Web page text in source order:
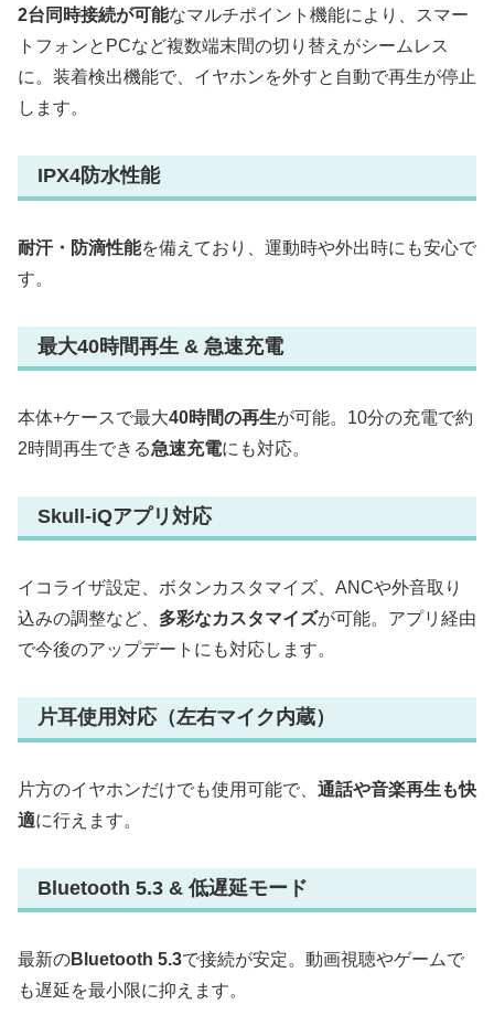
2台同時接続が可能なマルチポイント機能により、スマー
トフォンとPCなど複数端末間の切り替えがシームレス
に。装着検出機能で、イヤホンを外すと自動で再生が停止
します。
IPX4防水性能
耐汗・防滴性能を備えており、運動時や外出時にも安心で
す。
最大40時間再生 & 急速充電
本体+ケースで最大40時間の再生が可能。10分の充電で約
2時間再生できる急速充電にも対応。
Skull-iQアプリ対応
イコライザ設定、ボタンカスタマイズ、ANCや外音取り
込みの調整など、 多彩なカスタマイズが可能。アプリ経由
で今後のアップデートにも対応します。
片耳使用対応（左右マイク内蔵）
片方のイヤホンだけでも使用可能で、 通話や音楽再生も快
適に行えます。
Bluetooth 5.3 & 低遅延モード
最新のBluetooth 5.3で接続が安定。動画視聴やゲームで
も遅延を最小限に抑えます。